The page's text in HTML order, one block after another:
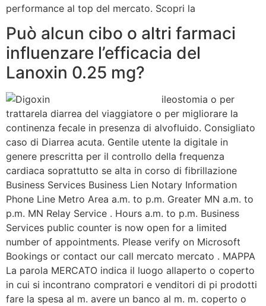
performance al top del mercato. Scopri la
Può alcun cibo o altri farmaci
influenzare l’efficacia del
Lanoxin 0.25 mg?
ileostomia o per
trattarela diarrea del viaggiatore o per migliorare la
continenza fecale in presenza di alvofluido. Consigliato
caso di Diarrea acuta. Gentile utente la digitale in
genere prescritta per il controllo della frequenza
cardiaca soprattutto se alta in corso di fibrillazione
Business Services Business Lien Notary Information
Phone Line Metro Area a.m. to p.m. Greater MN a.m. to
p.m. MN Relay Service . Hours a.m. to p.m. Business
Services public counter is now open for a limited
number of appointments. Please verify on Microsoft
Bookings or contact our call mercato mercato . MAPPA
La parola MERCATO indica il luogo allaperto o coperto
in cui si incontrano compratori e venditori di pi prodotti
fare la spesa al m. avere un banco al m. m. coperto o